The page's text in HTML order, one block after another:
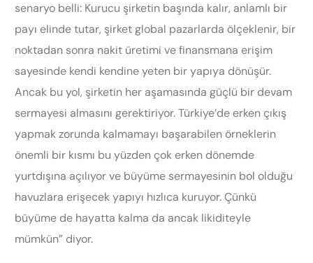
senaryo belli: Kurucu şirketin başında kalır, anlamlı bir
payı elinde tutar, şirket global pazarlarda ölçeklenir, bir
noktadan sonra nakit üretimi ve finansmana erişim
sayesinde kendi kendine yeten bir yapıya dönüşür.
Ancak bu yol, şirketin her aşamasında güçlü bir devam
sermayesi almasını gerektiriyor. Türkiye’de erken çıkış
yapmak zorunda kalmamayı başarabilen örneklerin
önemli bir kısmı bu yüzden çok erken dönemde
yurtdışına açılıyor ve büyüme sermayesinin bol olduğu
havuzlara erişecek yapıyı hızlıca kuruyor. Çünkü
büyüme de hayatta kalma da ancak likiditeyle
mümkün” diyor.